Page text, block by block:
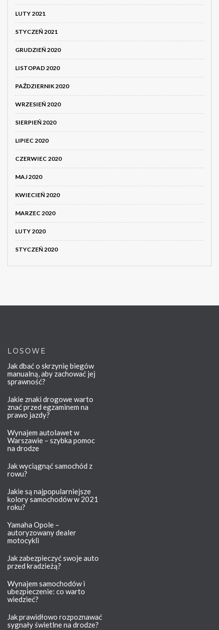
LUTY 2021
STYCZEŃ 2021
GRUDZIEŃ 2020
LISTOPAD 2020
PAŹDZIERNIK 2020
WRZESIEŃ 2020
SIERPIEŃ 2020
LIPIEC 2020
CZERWIEC 2020
MAJ 2020
KWIECIEŃ 2020
MARZEC 2020
LUTY 2020
STYCZEŃ 2020
LOSOWE
Jak dbać o skrzynię biegów
manualną, aby zachować jej
sprawność?
Jakie znaki drogowe warto
znać przed egzaminem na
prawo jazdy?
Wynajem autolawet w
Warszawie – szybka pomoc
na drodze
Jak wyciągnąć samochód z
rowu?
Jakie są najpopularniejsze
kolory samochodów w 2021
roku?
Yamaha Opole –
autoryzowany dealer
motocykli
Jak zabezpieczyć swoje auto
przed kradzieżą?
Wynajem samochodów i
ubezpieczenie: co warto
wiedzieć?
Jak prawidłowo rozpoznawać
sygnały świetlne na drodze?